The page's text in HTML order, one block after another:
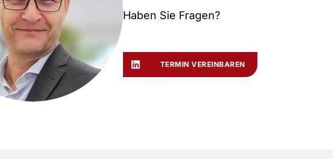
Haben Sie Fragen?
TERMIN VEREINBAREN